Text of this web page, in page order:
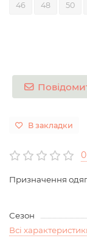
46 48 50
В закладки
Призначення
Сезон
Всі